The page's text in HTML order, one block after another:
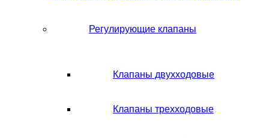
Регулирующие клапаны
Клапаны двухходовые
Клапаны трехходовые